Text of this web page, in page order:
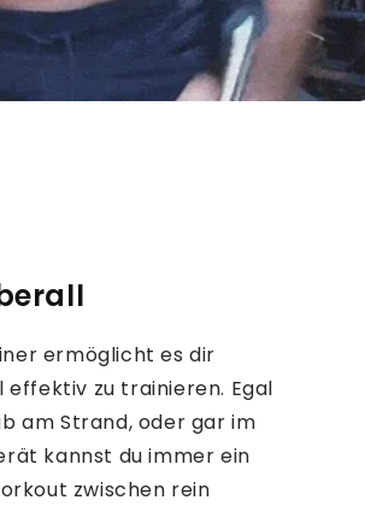
ermöglicht es dir
zu trainieren. Egal
am Strand, oder gar im
kannst du immer ein
zwischen rein